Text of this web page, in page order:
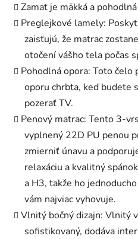
Zamat je mäkká a
Preglejkové lamely:
zaisťujú, že matrac
otočení vášho tela počas
Pohodlná opora: Toto
oporu chrbta, keď budete
pozerať TV.
Penový matrac: Tento 3-
vyplnený 22D PU penou
zmierniť únavu a
relaxáciu a kvalitný
a H3, takže ho
vám najviac vyhovuje.
Vlnitý bočný dizajn: Vlnitý
sofistikovaný, dodáva